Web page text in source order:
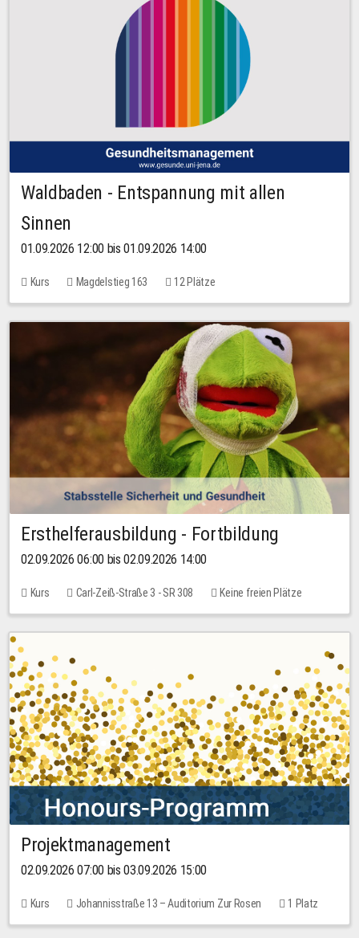
Waldbaden - Entspannung mit allen
Sinnen
01.09.2026 12:00 bis 01.09.2026 14:00
Kurs Magdelstieg 163 12 Plätze
Ersthelferausbildung - Fortbildung
02.09.2026 06:00 bis 02.09.2026 14:00
Kurs Carl-Zeiß-Straße 3 - SR 308 Keine freien Plätze
Projektmanagement
02.09.2026 07:00 bis 03.09.2026 15:00
Kurs Johannisstraße 13 – Auditorium Zur Rosen 1 Platz